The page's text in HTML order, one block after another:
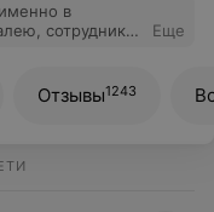
в
по имени
прошу за это
всем
достоверны.
Еще
Отзывы1243